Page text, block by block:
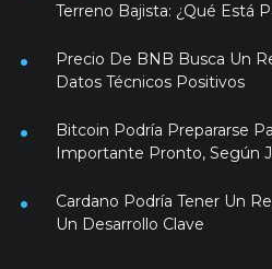
Terreno Bajista: ¿Qué Está
Precio De BNB Busca Un
Datos Técnicos Positivos
Bitcoin Podría Prepararse
Importante Pronto, Según
Cardano Podría Tener Un
Un Desarrollo Clave